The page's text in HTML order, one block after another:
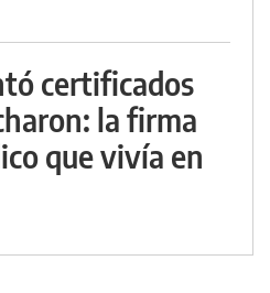
certificados
la firma
que vivía en